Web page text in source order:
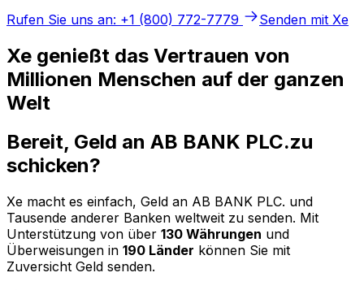
Rufen Sie uns an: +1 (800) 772-7779
Senden mit Xe
Xe genießt das Vertrauen von
Millionen Menschen auf der ganzen
Welt
Bereit, Geld an AB BANK PLC.zu
schicken?
Xe macht es einfach, Geld an AB BANK PLC. und
Tausende anderer Banken weltweit zu senden. Mit
Unterstützung von über 130 Währungen und
Überweisungen in 190 Länder können Sie mit
Zuversicht Geld senden.